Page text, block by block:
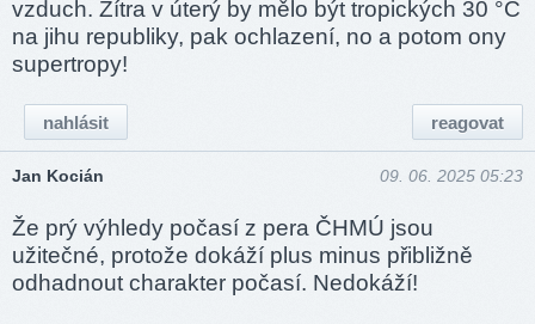
vzduch. Zítra v úterý by mělo být tropických 30 °C
na jihu republiky, pak ochlazení, no a potom ony
supertropy!
reagovat
nahlásit
Jan Kocián 09. 06. 2025 05:23
Že prý výhledy počasí z pera ČHMÚ jsou
užitečné, protože dokáží plus minus přibližně
odhadnout charakter počasí. Nedokáží!